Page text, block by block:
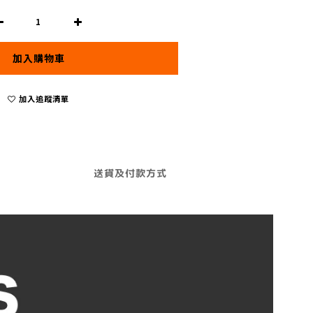
加入購物車
加入追蹤清單
送貨及付款方式